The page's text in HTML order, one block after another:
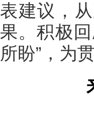
表建议，
果。积极
所盼”，为